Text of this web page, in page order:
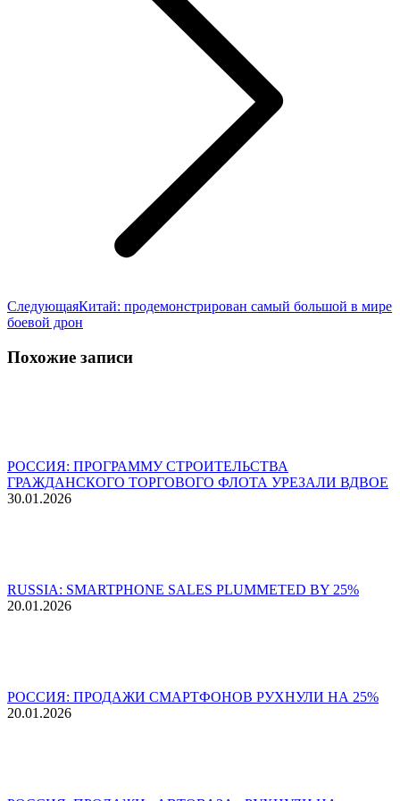
СледующаяСледующая
запись:
Китай: продемонстрирован самый большой в мире
боевой дрон
Похожие записи
РОССИЯ: ПРОГРАММУ СТРОИТЕЛЬСТВА
ГРАЖДАНСКОГО ТОРГОВОГО ФЛОТА УРЕЗАЛИ ВДВОЕ
30.01.2026
RUSSIA: SMARTPHONE SALES PLUMMETED BY 25%
20.01.2026
РОССИЯ: ПРОДАЖИ СМАРТФОНОВ РУХНУЛИ НА 25%
20.01.2026